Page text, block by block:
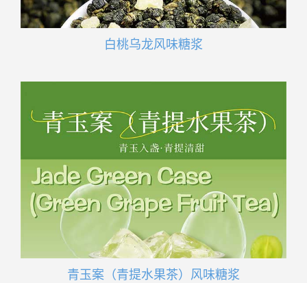
白桃乌龙风味糖浆
青玉案（青提水果茶）风味糖浆